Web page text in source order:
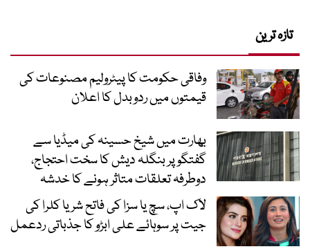
تازہ ترین
وفاقی حکومت کا پیٹرولیم مصنوعات کی
قیمتوں میں ردوبدل کا اعلان
بھارت میں شیخ حسینہ کی میڈیا سے
گفتگو پر بنگلہ دیش کا سخت احتجاج،
دوطرفہ تعلقات متاثر ہونے کا خدشہ
لاک اپ، سچ یا سزا کی فاتح شریا کلرا کی
جیت پر سوہائے علی ابڑو کا جذباتی ردعمل